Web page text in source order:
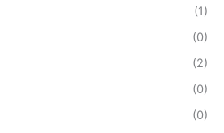
(1)
(0)
(2)
(0)
(0)